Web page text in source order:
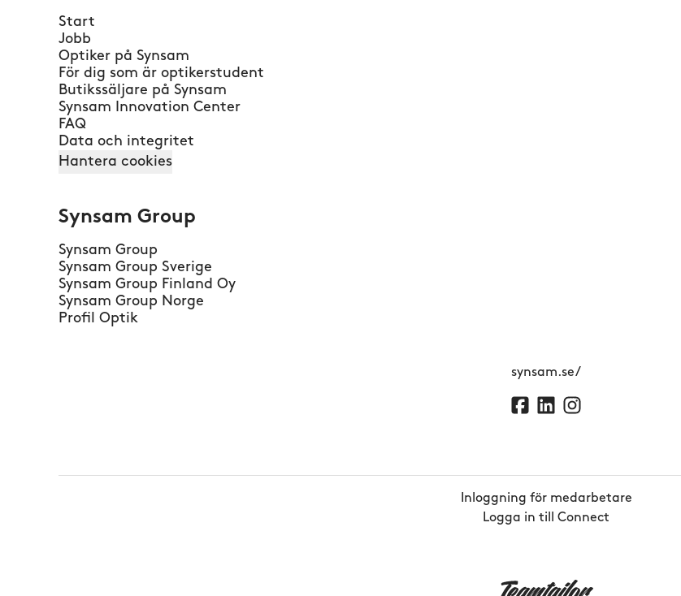
Start
Jobb
Optiker på Synsam
För dig som är optikerstudent
Butikssäljare på Synsam
Synsam Innovation Center
FAQ
Data och integritet
Hantera cookies
Synsam Group
Synsam Group
Synsam Group Sverige
Synsam Group Finland Oy
Synsam Group Norge
Profil Optik
synsam.se/
Inloggning för medarbetare
Logga in till Connect